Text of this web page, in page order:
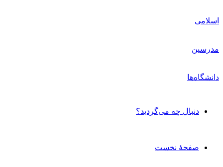
دنبال چه می‌گردید؟
صفحۀ نخست